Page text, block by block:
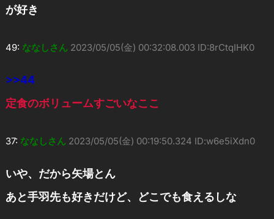
が好き
49: ななしさん 2023/05/05(金) 00:32:08.003 ID:8rCtqIHK0
>>44
定食のボリュームすごいなここ
37: ななしさん 2023/05/05(金) 00:19:50.324 ID:w6e5iXdn0
いや、だから矢場とん
あと手羽先も好きだけど、どこでも食えるしな